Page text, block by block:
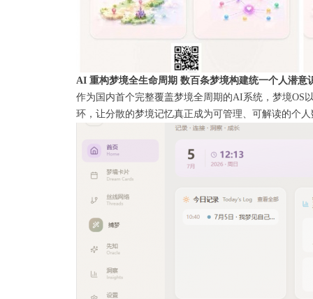
AI 重构梦境全生命周期 数百条梦境构建统一个人潜意
作为国内首个完整覆盖梦境全周期的AI系统，梦境OS
环，让分散的梦境记忆真正成为可管理、可解读的个